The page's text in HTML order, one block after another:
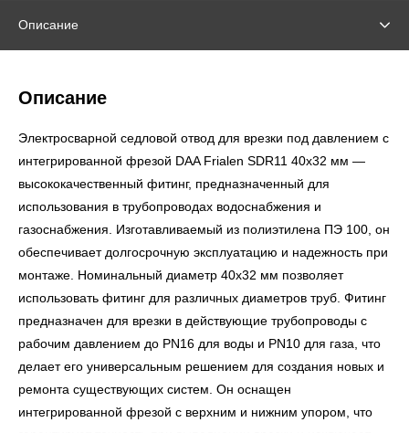
Описание
Описание
Электросварной седловой отвод для врезки под давлением с
интегрированной фрезой DAA Frialen SDR11 40х32 мм —
высококачественный фитинг, предназначенный для
использования в трубопроводах водоснабжения и
газоснабжения. Изготавливаемый из полиэтилена ПЭ 100, он
обеспечивает долгосрочную эксплуатацию и надежность при
монтаже. Номинальный диаметр 40х32 мм позволяет
использовать фитинг для различных диаметров труб. Фитинг
предназначен для врезки в действующие трубопроводы с
рабочим давлением до PN16 для воды и PN10 для газа, что
делает его универсальным решением для создания новых и
ремонта существующих систем. Он оснащен
интегрированной фрезой с верхним и нижним упором, что